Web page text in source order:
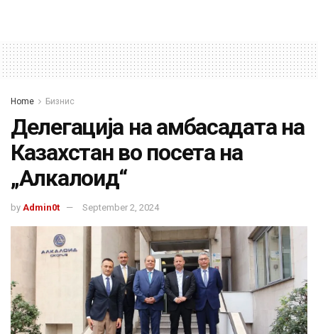
Home Бизнис
Делегација на амбасадата на
Казахстан во посета на
„Алкалоид“
by Admin0t September 2, 2024